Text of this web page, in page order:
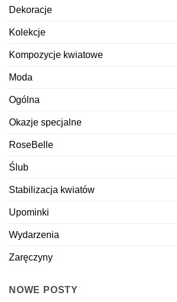
Dekoracje
Kolekcje
Kompozycje kwiatowe
Moda
Ogólna
Okazje specjalne
RoseBelle
Ślub
Stabilizacja kwiatów
Upominki
Wydarzenia
Zaręczyny
NOWE POSTY